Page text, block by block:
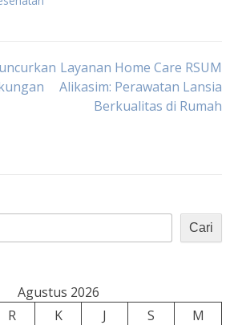
Layanan Home Care RSUM
Alikasim: Perawatan Lansia
Berkualitas di Rumah
Cari
Agustus 2026
R K J S
M